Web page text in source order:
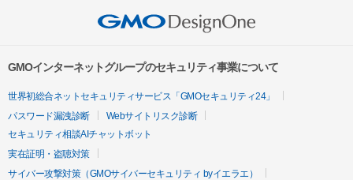
GMOインターネットグループのセキュリティ事業について
世界初総合ネットセキュリティサービス「GMOセキュリティ24」
パスワード漏洩診断
Webサイトリスク診断
セキュリティ相談AIチャットボット
実在証明・盗聴対策
サイバー攻撃対策（GMOサイバーセキュリティ byイエラエ）